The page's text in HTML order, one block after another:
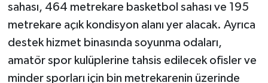
sahası, 464 metrekare basketbol sahası ve 195
metrekare açık kondisyon alanı yer alacak. Ayrıca
destek hizmet binasında soyunma odaları,
amatör spor kulüplerine tahsis edilecek ofisler ve
minder sporları için bin metrekarenin üzerinde